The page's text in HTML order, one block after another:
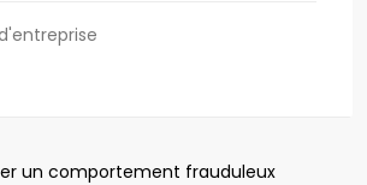
un comportement frauduleux